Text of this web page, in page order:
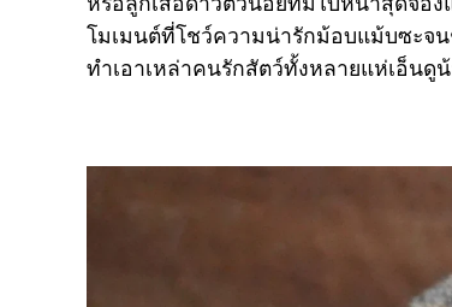
โมเมนต์ที่โชว์ความน่ารักม้อบแม้บซะจน
ทำเอาเหล่าคนรักสัตว์ทั้งหลายแห่เอ็นดู